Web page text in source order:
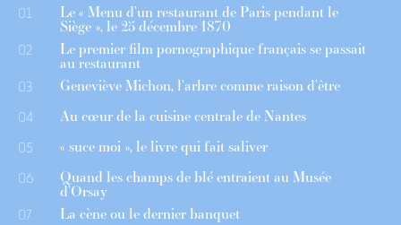
01 Le « Menu d’un restaurant de Paris pendant le
Siège », le 25 décembre 1870
02 Le premier film pornographique français se passait
au restaurant
03 Geneviève Michon, l’arbre comme raison d’être
04 Au cœur de la cuisine centrale de Nantes
05 « suce moi », le livre qui fait saliver
06 Quand les champs de blé entraient au Musée
d’Orsay
07 La cène ou le dernier banquet